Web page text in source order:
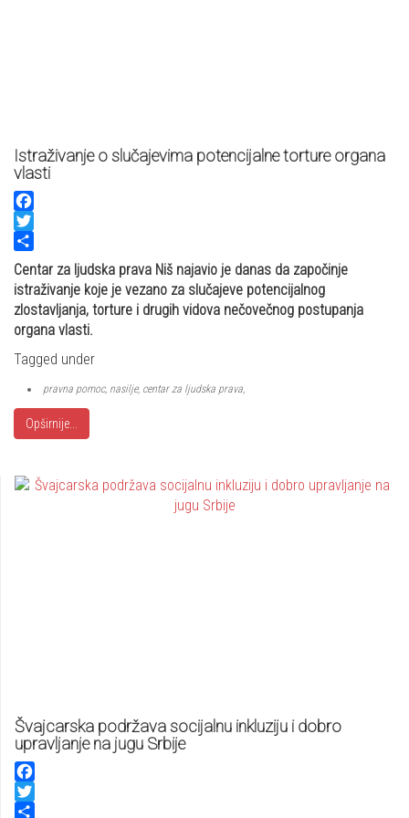
Istraživanje o slučajevima potencijalne torture organa
vlasti
Facebook
Twitter
Share
Centar za ljudska prava Niš najavio je danas da započinje
istraživanje koje je vezano za slučajeve potencijalnog
zlostavljanja, torture i drugih vidova nečovečnog postupanja
organa vlasti.
Tagged under
pravna pomoc, nasilje, centar za ljudska prava,
Opširnije...
Švajcarska podržava socijalnu inkluziju i dobro
upravljanje na jugu Srbije
Facebook
Twitter